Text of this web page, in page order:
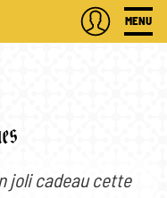
MENU
joli cadeau cette